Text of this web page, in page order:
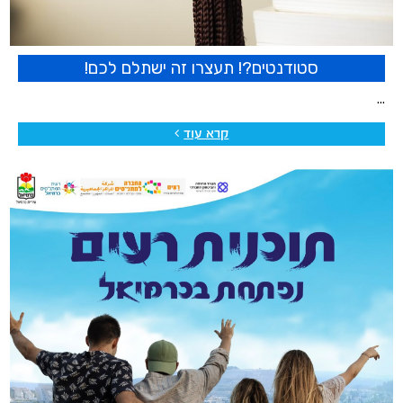
סטודנטים?! תעצרו זה ישתלם לכם!